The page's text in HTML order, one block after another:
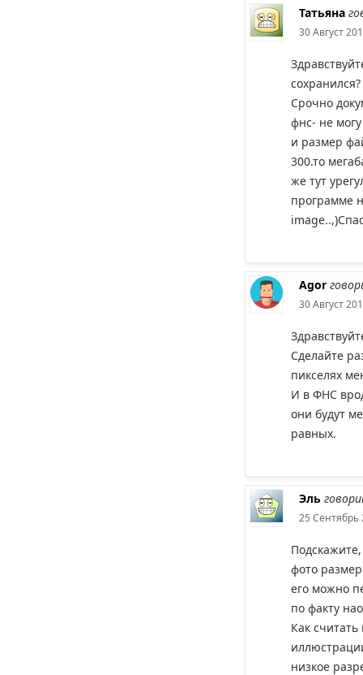
Татьяна
30 Август
сохранился?
Срочно
фнс- не
и размер
300.то
же тут
программе
Agor
30 Август
Сделайте
пикселях
И в ФНС
они будут
равных.
Эль
25 Сентябрь
фото
его можно
по факту
Как
низкое